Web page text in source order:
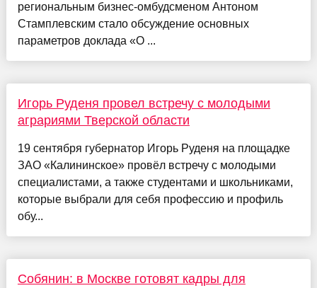
региональным бизнес-омбудсменом Антоном
Стамплевским стало обсуждение основных
параметров доклада «О ...
Игорь Руденя провел встречу с молодыми
аграриями Тверской области
19 сентября губернатор Игорь Руденя на площадке
ЗАО «Калининское» провёл встречу с молодыми
специалистами, а также студентами и школьниками,
которые выбрали для себя профессию и профиль
обу...
Собянин: в Москве готовят кадры для